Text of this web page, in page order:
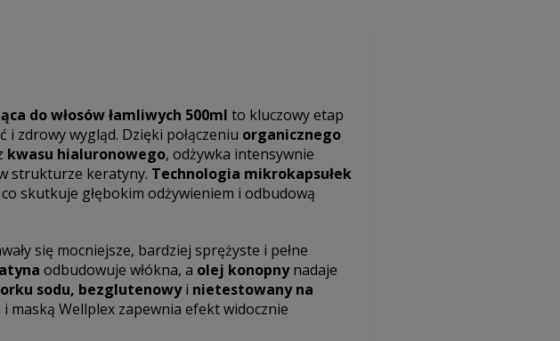
do włosów łamliwych 500ml to kluczowy etap
i zdrowy wygląd. Dzięki połączeniu organicznego
kwasu hialuronowego, odżywka intensywnie
strukturze keratyny. Technologia mikrokapsułek
skutkuje głębokim odżywieniem i odbudową
się mocniejsze, bardziej sprężyste i pełne
odbudowuje włókna, a olej konopnynadaje
sodu, bezglutenowyi nietestowany na
maską Wellplex zapewnia efekt widocznie